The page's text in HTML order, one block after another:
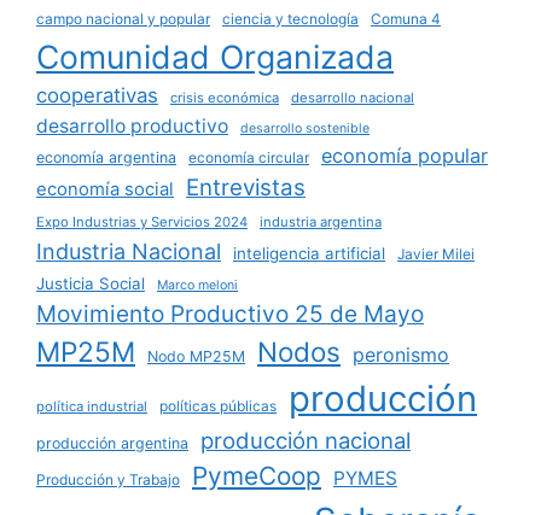
campo nacional y popular
ciencia y tecnología Comuna 4
Comunidad Organizada
cooperativas crisis económica desarrollo nacional
desarrollo productivo desarrollo sostenible
economía argentina economía circular economía popular
economía social Entrevistas
Expo Industrias y Servicios 2024 industria argentina
Industria Nacional inteligencia artificial Javier Milei
Justicia Social Marco meloni
Movimiento Productivo 25 de Mayo
MP25M Nodo MP25M Nodos peronismo
política industrial políticas públicas producción
producción argentina producción nacional
Producción y Trabajo PymeCoop PYMES